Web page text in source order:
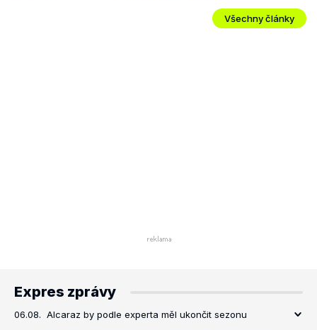
Všechny články
Expres zprávy
06.08. Alcaraz by podle experta měl ukončit sezonu